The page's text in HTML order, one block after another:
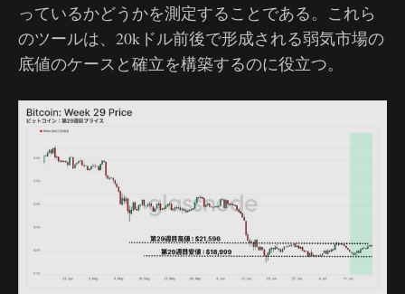
っているかどうかを測定することである。これら
のツールは、20kドル前後で形成される弱気市場の
底値のケースと確立を構築するのに役立つ。